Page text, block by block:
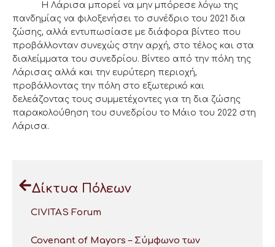
Η Λάρισα μπορεί να μην μπόρεσε λόγω της
πανδημίας να φιλοξενήσει το συνέδριο του 2021 δια
ζώσης, αλλά εντυπωσίασε με διάφορα βίντεο που
προβάλλονταν συνεχώς στην αρχή, στο τέλος και στα
διαλείμματα του συνεδρίου. Βίντεο από την πόλη της
Λάρισας αλλά και την ευρύτερη περιοχή,
προβάλλοντας την πόλη στο εξωτερικό και
δελεάζοντας τους συμμετέχοντες για τη δια ζώσης
παρακολούθηση του συνεδρίου το Μάιο του 2022 στη
Λάρισα.
Δίκτυα Πόλεων
CIVITAS Forum
Covenant of Mayors – Σύμφωνο των